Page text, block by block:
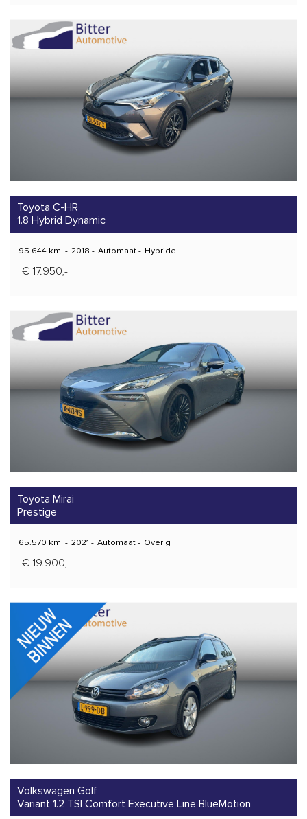
Toyota C-HR
1.8 Hybrid Dynamic
95.644 km - 2018 - Automaat- Hybride
€ 17.950,-
Toyota Mirai
Prestige
65.570 km - 2021 - Automaat- Overig
€ 19.900,-
Volkswagen Golf
Variant 1.2 TSI Comfort Executive Line BlueMotion